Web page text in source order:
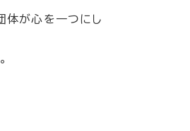
体が心を一つにし